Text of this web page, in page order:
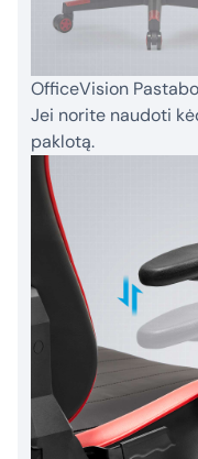
OfficeVision
Jei norite naudoti
paklotą.